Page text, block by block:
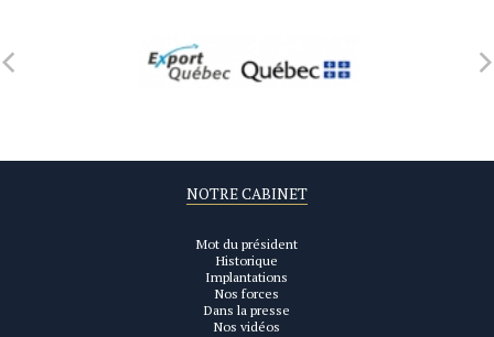
NOTRE CABINET
Mot du président
Historique
Implantations
Nos forces
Dans la presse
Nos vidéos